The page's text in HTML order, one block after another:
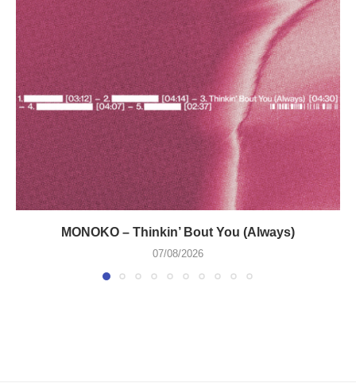
MONOKO – Thinkin’ Bout You (Always)
07/08/2026